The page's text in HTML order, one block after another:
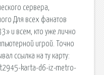
сервера,
Для всех фанатов
и всем, кто уже лично
игрой. Точно
ссылка на ту карту:
karta-d6-iz-metro-